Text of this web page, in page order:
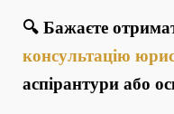
🔍 Бажаєте
консультацію
аспірантури або